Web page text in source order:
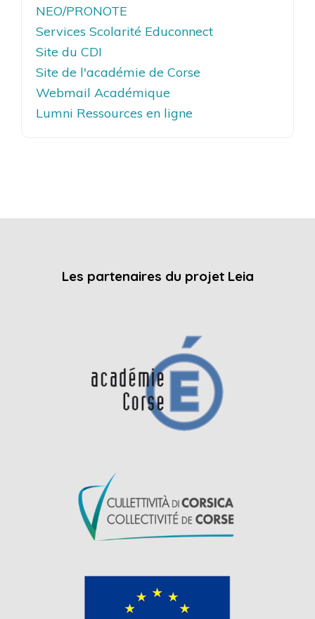
NEO/PRONOTE
Services Scolarité Educonnect
Site du CDI
Site de l'académie de Corse
Webmail Académique
Lumni Ressources en ligne
Les partenaires du projet Leia